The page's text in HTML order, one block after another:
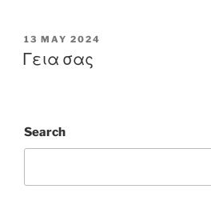
POSTED
ON
13 MAY 2024
Γεια σας
Search